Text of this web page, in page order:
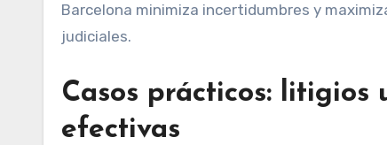
Barcelona minimiza incertidumbres y
judiciales.
Casos prácticos: litigios
efectivas